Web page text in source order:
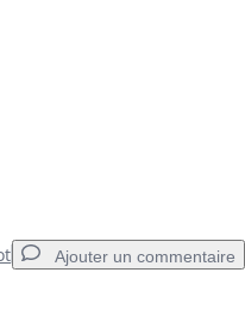
Ajouter un commentaire